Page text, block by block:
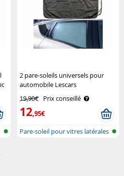
2 pare-soleils universels pour
automobile Lescars
19,90€ Prix conseillé
12,95€
Pare-soleil pour vitres latérales